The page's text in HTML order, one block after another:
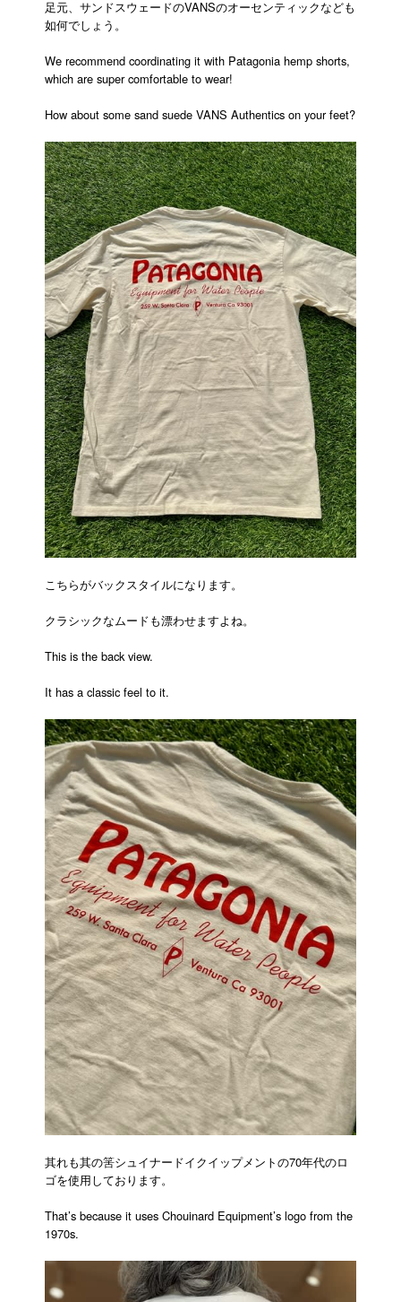
足元、サンドスウェードのVANSのオーセンティックなども
如何でしょう。
We recommend coordinating it with Patagonia hemp shorts,
which are super comfortable to wear!
How about some sand suede VANS Authentics on your feet?
こちらがバックスタイルになります。
クラシックなムードも漂わせますよね。
This is the back view.
It has a classic feel to it.
其れも其の筈シュイナードイクイップメントの70年代のロ
ゴを使用しております。
That’s because it uses Chouinard Equipment’s logo from the
1970s.